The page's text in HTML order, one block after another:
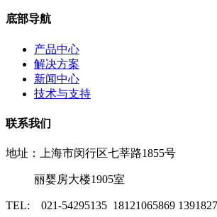
底部导航
产品中心
解决方案
新闻中心
技术与支持
联系我们
地址：上海市闵行区七莘路1855号
丽婴房大楼1905室
TEL: 021-54295135 18121065869